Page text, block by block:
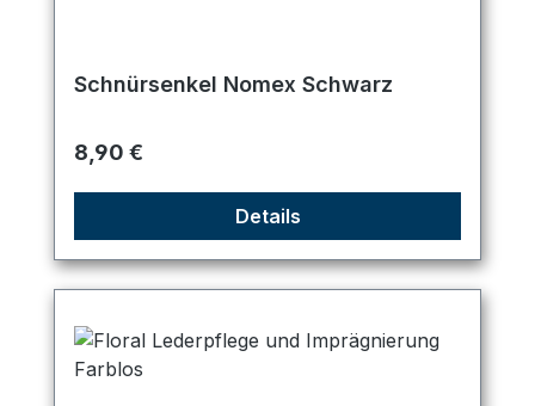
Schnürsenkel Nomex Schwarz
Regulärer Preis:
8,90 €
Details